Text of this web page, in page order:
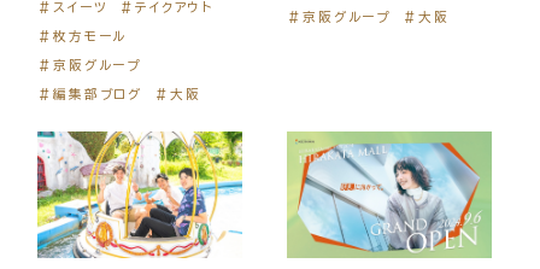
＃スイーツ
＃テイクアウト
＃枚方モール
＃京阪グループ
＃編集部ブログ
＃大阪
＃京阪グループ
＃大阪